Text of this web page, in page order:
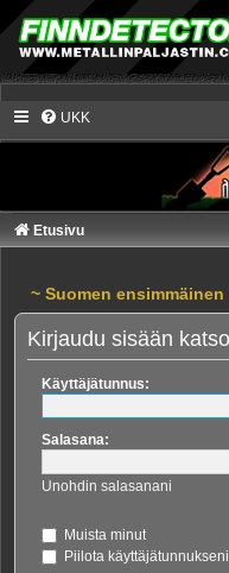
UKK
Etusivu
~ Suomen
Kirjaudu sisään
Käyttäjätunnus:
Salasana:
Unohdin salasanani
Muista minut
Piilota